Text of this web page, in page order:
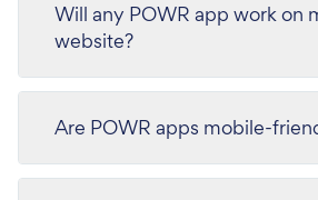
Will any POWR app work on
website?
Are POWR apps mobile-